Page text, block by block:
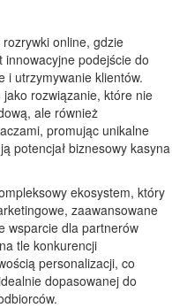
online, gdzie
podejście do
i utrzymywanie klientów.
rozwiązanie, które nie
ale również
promując unikalne
potencjał biznesowy kasyna
ekosystem, który
zaawansowane
wsparcie dla partnerów
tle konkurencji
personalizacji, co
dopasowanej do